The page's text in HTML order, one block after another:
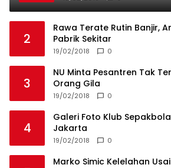
Disclaimer
Media Investigasi 2024